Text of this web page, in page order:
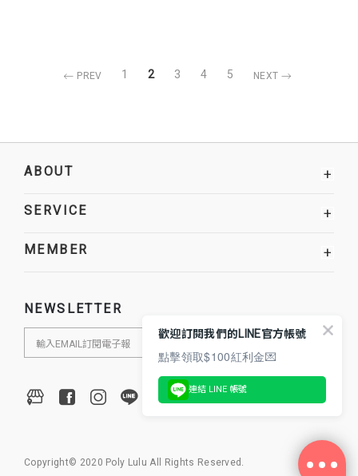
PREV 1 2 3 4 5 NEXT
ABOUT +
SERVICE +
MEMBER +
NEWSLETTER
Copyright© 2020 Poly Lulu All Rights Reserved.
歡迎訂閱我們的LINE官方帳號
點擊領取$100紅利金💌
連結 LINE 帳號